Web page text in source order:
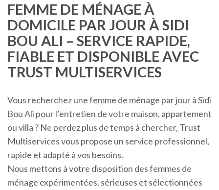
FEMME DE MÉNAGE À
DOMICILE PAR JOUR À SIDI
BOU ALI – SERVICE RAPIDE,
FIABLE ET DISPONIBLE AVEC
TRUST MULTISERVICES
Vous recherchez une femme de ménage par jour à Sidi
Bou Ali pour l’entretien de votre maison, appartement
ou villa ? Ne perdez plus de temps à chercher, Trust
Multiservices vous propose un service professionnel,
rapide et adapté à vos besoins.
Nous mettons à votre disposition des femmes de
ménage expérimentées, sérieuses et sélectionnées